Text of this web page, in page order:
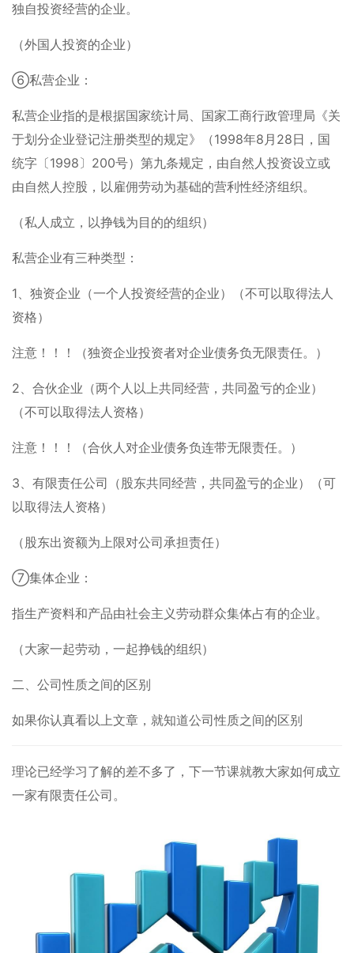
独自投资经营的企业。
（外国人投资的企业）
⑥私营企业：
私营企业指的是根据国家统计局、国家工商行政管理局《关
于划分企业登记注册类型的规定》（1998年8月28日，国
统字〔1998〕200号）第九条规定，由自然人投资设立或
由自然人控股，以雇佣劳动为基础的营利性经济组织。
（私人成立，以挣钱为目的的组织）
私营企业有三种类型：
1、独资企业（一个人投资经营的企业）（不可以取得法人
资格）
注意！！！（独资企业投资者对企业债务负无限责任。）
2、合伙企业（两个人以上共同经营，共同盈亏的企业）
（不可以取得法人资格）
注意！！！（合伙人对企业债务负连带无限责任。）
3、有限责任公司（股东共同经营，共同盈亏的企业）（可
以取得法人资格）
（股东出资额为上限对公司承担责任）
⑦集体企业：
指生产资料和产品由社会主义劳动群众集体占有的企业。
（大家一起劳动，一起挣钱的组织）
二、公司性质之间的区别
如果你认真看以上文章，就知道公司性质之间的区别
理论已经学习了解的差不多了，下一节课就教大家如何成立
一家有限责任公司。